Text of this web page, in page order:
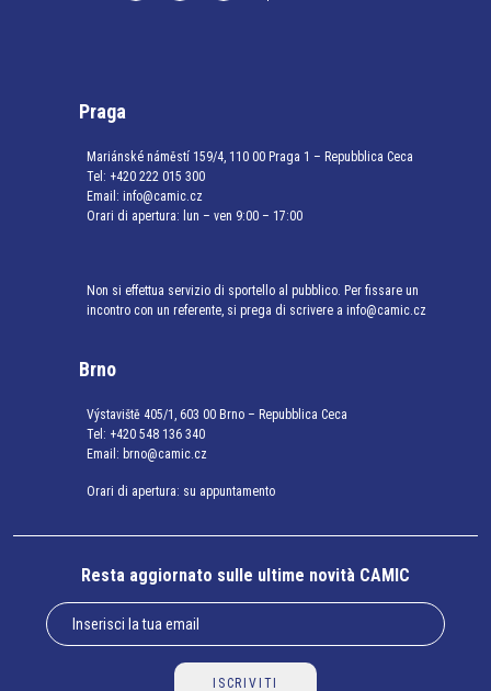
Praga
Mariánské náměstí 159/4, 110 00 Praga 1 – Repubblica Ceca
Tel: +420 222 015 300
Email: info@camic.cz
Orari di apertura: lun – ven 9:00 – 17:00
Non si effettua servizio di sportello al pubblico. Per fissare un
incontro con un referente, si prega di scrivere a info@camic.cz
Brno
Výstaviště 405/1, 603 00 Brno – Repubblica Ceca
Tel: +420 548 136 340
Email: brno@camic.cz
Orari di apertura: su appuntamento
Resta aggiornato sulle ultime novità CAMIC
ISCRIVITI